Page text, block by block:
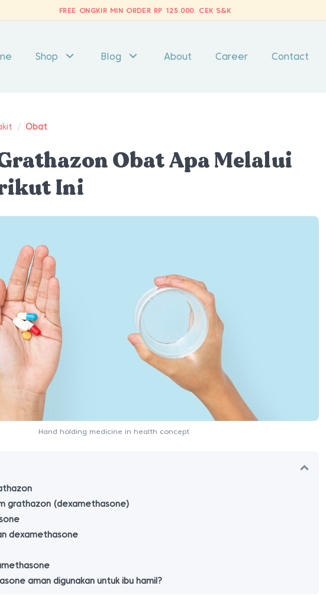
FREE ONGKIR MIN ORDER RP 125.000. CEK S&K
Shop Blog About Career Contact
/ Obat
Obat Apa Melalui
Ini
Hand holding medicine in health concept
grathazon (dexamethasone)
dexamethasone
aman digunakan untuk ibu hamil?